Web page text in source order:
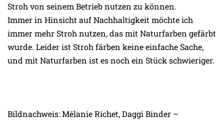
Stroh von seinem Betrieb nutzen zu können.
Immer in Hinsicht auf Nachhaltigkeit möchte ich
immer mehr Stroh nutzen, das mit Naturfarben gefärbt
wurde. Leider ist Stroh färben keine einfache Sache,
und mit Naturfarben ist es noch ein Stück schwieriger.
Bildnachweis: Mélanie Richet, Daggi Binder –